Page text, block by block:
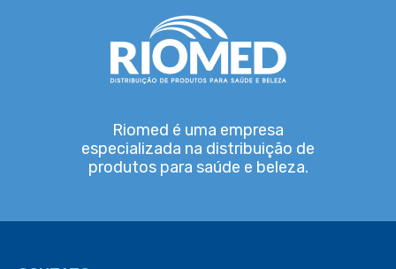
Riomed é uma empresa
especializada na distribuição de
produtos para saúde e beleza.